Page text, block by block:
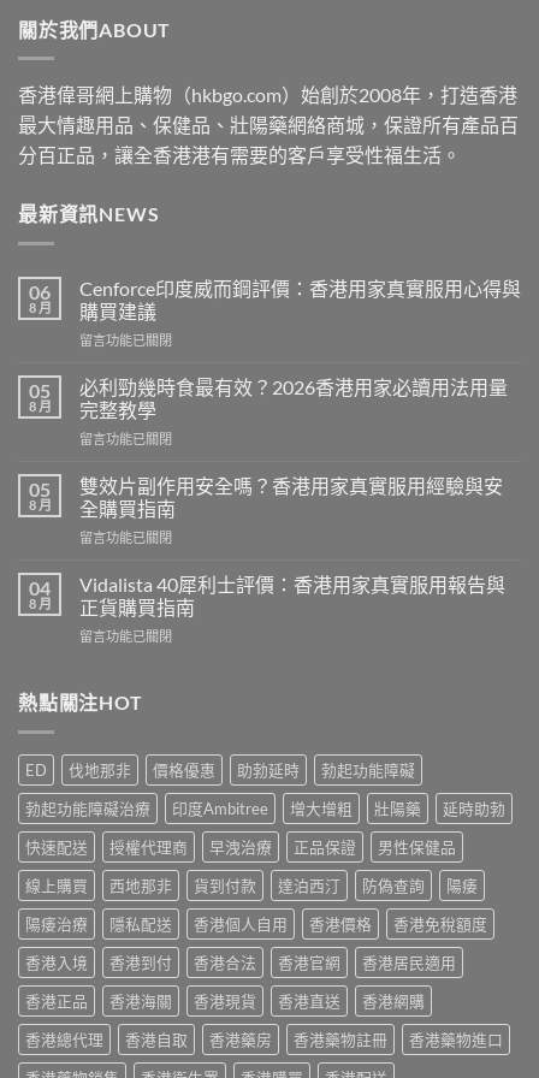
關於我們ABOUT
香港偉哥網上購物（hkbgo.com）始創於2008年，打造香港
最大情趣用品、保健品、壯陽藥網絡商城，保證所有產品百
分百正品，讓全香港港有需要的客戶享受性福生活。
最新資訊NEWS
06
8 月
Cenforce印度威而鋼評價：香港用家真實服用心得與
購買建議
在
印
度
威
而
評
價：
香
港
家
真
服
得
買
建
議〉
中
留言功能已關閉
05
8 月
必利勁幾時食最有效？2026香港用家必讀用法用量
完整教學
在
利
勁
幾
時
最
有
效？
2026
用
讀
用
法
用
量
完
整
教
學〉
中
留言功能已關閉
05
8 月
雙效片副作用安全嗎？香港用家真實服用經驗與安
全購買指南
在
效
片
副
作
全
港
用
家
真
實
服
用
經
驗
與
安
全
購
買
指
南〉
留言功能已關閉
04
8 月
Vidalista 40犀利士評價：香港用家真實服用報告與
正貨購買指南
在
犀
利
評
價：
香
港
用
家
真
實
服
用
報
告
與
正
貨
購
留言功能已關閉
熱點關注HOT
ED 伐地那非 價格優惠 助勃延時
勃起功能障礙
勃起功能障礙治療
印度Ambitree 增大增粗 壯陽藥
延時助勃
快速配送
授權代理商 早洩治療 正品保證
男性保健品
線上購買
西地那非 貨到付款 達泊西汀 防偽查詢
陽痿
陽痿治療
隱私配送 香港個人自用 香港價格
香港免稅額度
香港入境
香港到付 香港合法 香港官網
香港居民適用
香港正品
香港海關 香港現貨 香港直送
香港網購
香港總代理
香港自取 香港藥房 香港藥物註冊
香港藥物進口